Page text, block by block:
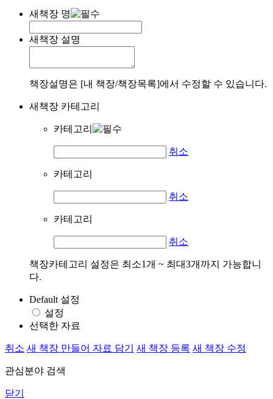
새책장 명
새책장 설명
책장설명은 [내 책장/책장목록]에서 수정할 수 있습니다.
새책장 카테고리
카테고리
취소
카테고리
취소
카테고리
취소
책장카테고리 설정은 최소1개 ~ 최대3개까지 가능합니
다.
Default 설정
설정
선택한 자료
취소 새 책장 만들어 자료 담기 새 책장 등록 새 책장 수정
관심분야 검색
닫기